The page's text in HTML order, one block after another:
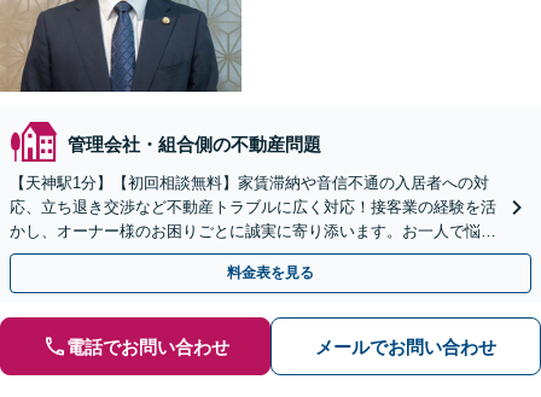
管理会社・組合側の不動産問題
【天神駅1分】【初回相談無料】家賃滞納や音信不通の入居者への対
応、立ち退き交渉など不動産トラブルに広く対応！接客業の経験を活
かし、オーナー様のお困りごとに誠実に寄り添います。お一人で悩ま
ずに、まずはご相談ください。【夜間・休日相談可】
料金表を見る
電話でお問い合わせ メールでお問い合わせ